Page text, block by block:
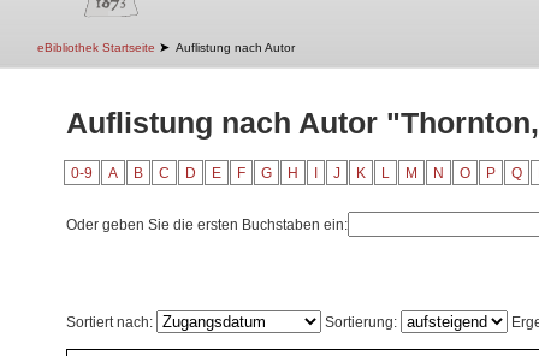
eBibliothek Startseite ➤ Auflistung nach Autor
Auflistung nach Autor
0-9 A B C D E F G H J K L M N O P Q
Oder geben Sie die ersten Buchstaben ein:
Sortiert nach: Sortierung: